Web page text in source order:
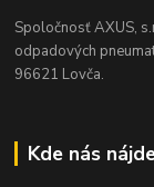
Spoločnosť AXUS,
odpadových
96621 Lovča.
Kde nás